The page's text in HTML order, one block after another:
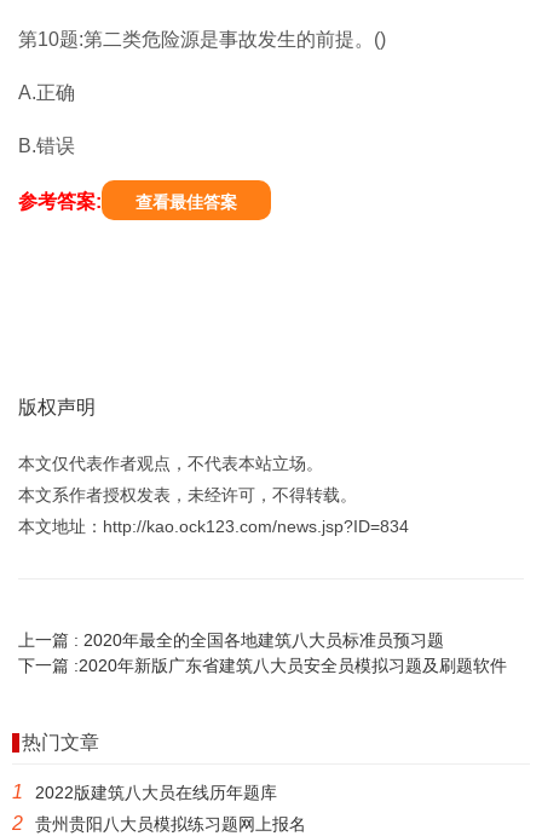
第10题:第二类危险源是事故发生的前提。()
A.正确
B.错误
参考答案: 查看最佳答案
版权声明
本文仅代表作者观点，不代表本站立场。
本文系作者授权发表，未经许可，不得转载。
本文地址：http://kao.ock123.com/news.jsp?ID=834
上一篇 : 2020年最全的全国各地建筑八大员标准员预习题
下一篇 :2020年新版广东省建筑八大员安全员模拟习题及刷题软件
热门文章
1 2022版建筑八大员在线历年题库
2 贵州贵阳八大员模拟练习题网上报名